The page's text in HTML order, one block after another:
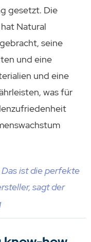
gesetzt. Die
Natural
seine
und eine
und eine
was für
Das ist die perfekte
sagt der